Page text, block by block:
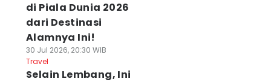
di Piala Dunia 2026
dari Destinasi
Alamnya Ini!
30 Jul 2026, 20:30 WIB
Travel
Selain Lembang, Ini